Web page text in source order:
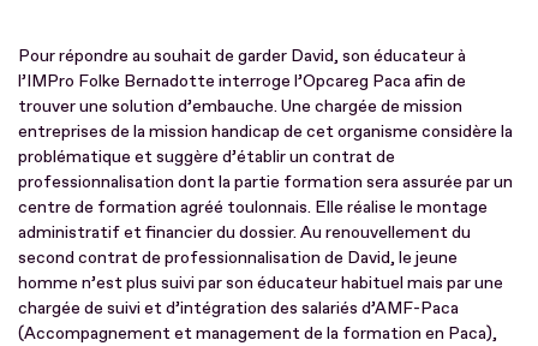
Pour répondre au souhait de garder David, son éducateur à
l’IMPro Folke Bernadotte interroge l’Opcareg Paca afin de
trouver une solution d’embauche. Une chargée de mission
entreprises de la mission handicap de cet organisme considère la
problématique et suggère d’établir un contrat de
professionnalisation dont la partie formation sera assurée par un
centre de formation agréé toulonnais. Elle réalise le montage
administratif et financier du dossier. Au renouvellement du
second contrat de professionnalisation de David, le jeune
homme n’est plus suivi par son éducateur habituel mais par une
chargée de suivi et d’intégration des salariés d’AMF-Paca
(Accompagnement et management de la formation en Paca),